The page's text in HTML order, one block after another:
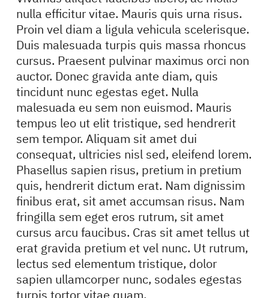
nulla efficitur vitae. Mauris quis urna risus.
Proin vel diam a ligula vehicula scelerisque.
Duis malesuada turpis quis massa rhoncus
cursus. Praesent pulvinar maximus orci non
auctor. Donec gravida ante diam, quis
tincidunt nunc egestas eget. Nulla
malesuada eu sem non euismod. Mauris
tempus leo ut elit tristique, sed hendrerit
sem tempor. Aliquam sit amet dui
consequat, ultricies nisl sed, eleifend lorem.
Phasellus sapien risus, pretium in pretium
quis, hendrerit dictum erat. Nam dignissim
finibus erat, sit amet accumsan risus. Nam
fringilla sem eget eros rutrum, sit amet
cursus arcu faucibus. Cras sit amet tellus ut
erat gravida pretium et vel nunc. Ut rutrum,
lectus sed elementum tristique, dolor
sapien ullamcorper nunc, sodales egestas